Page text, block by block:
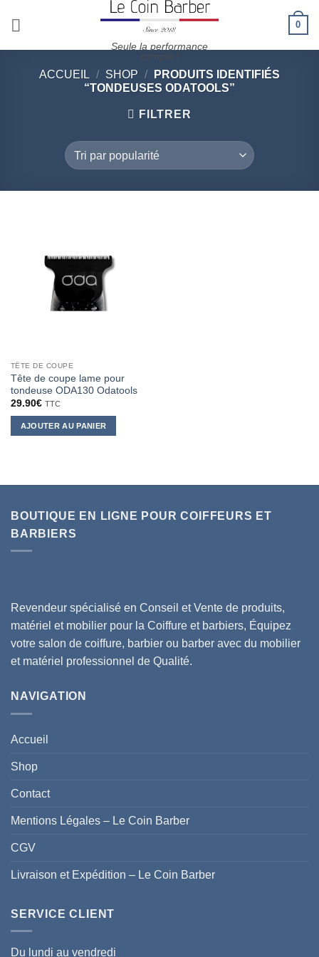
Seule la performance
compte !
0
ACCUEIL / SHOP /
PRODUITS IDENTIFIÉS
“TONDEUSES ODATOOLS”
FILTRER
TÊTE DE COUPE
Tête de coupe lame pour
tondeuse ODA130 Odatools
29.90€ TTC
AJOUTER AU PANIER
BOUTIQUE EN LIGNE POUR COIFFEURS ET
BARBIERS
Revendeur spécialisé en Conseil et Vente de produits,
matériel et mobilier pour la Coiffure et barbiers, Équipez
votre salon de coiffure, barbier ou barber avec du mobilier
et matériel professionnel de Qualité.
NAVIGATION
Accueil
Shop
Contact
Mentions Légales – Le Coin Barber
CGV
Livraison et Expédition – Le Coin Barber
SERVICE CLIENT
Du lundi au vendredi